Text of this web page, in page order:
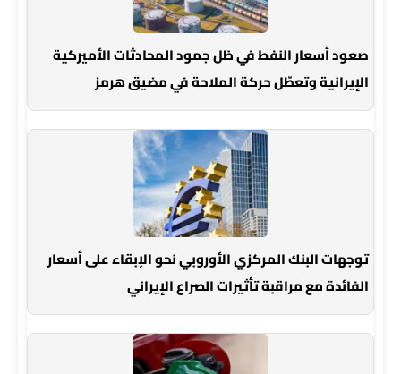
صعود أسعار النفط في ظل جمود المحادثات الأميركية
الإيرانية وتعطّل حركة الملاحة في مضيق هرمز
توجهات البنك المركزي الأوروبي نحو الإبقاء على أسعار
الفائدة مع مراقبة تأثيرات الصراع الإيراني